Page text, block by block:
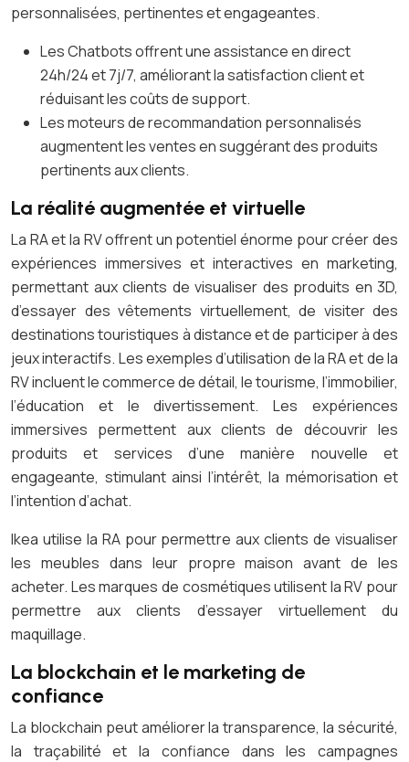
personnalisées, pertinentes et engageantes.
Les Chatbots offrent une assistance en direct
24h/24 et 7j/7, améliorant la satisfaction client et
réduisant les coûts de support.
Les moteurs de recommandation personnalisés
augmentent les ventes en suggérant des produits
pertinents aux clients.
La réalité augmentée et virtuelle
La RA et la RV offrent un potentiel énorme pour créer des
expériences immersives et interactives en marketing,
permettant aux clients de visualiser des produits en 3D,
d’essayer des vêtements virtuellement, de visiter des
destinations touristiques à distance et de participer à des
jeux interactifs. Les exemples d’utilisation de la RA et de la
RV incluent le commerce de détail, le tourisme, l’immobilier,
l’éducation et le divertissement. Les expériences
immersives permettent aux clients de découvrir les
produits et services d’une manière nouvelle et
engageante, stimulant ainsi l’intérêt, la mémorisation et
l’intention d’achat.
Ikea utilise la RA pour permettre aux clients de visualiser
les meubles dans leur propre maison avant de les
acheter. Les marques de cosmétiques utilisent la RV pour
permettre aux clients d’essayer virtuellement du
maquillage.
La blockchain et le marketing de
confiance
La blockchain peut améliorer la transparence, la sécurité,
la traçabilité et la confiance dans les campagnes